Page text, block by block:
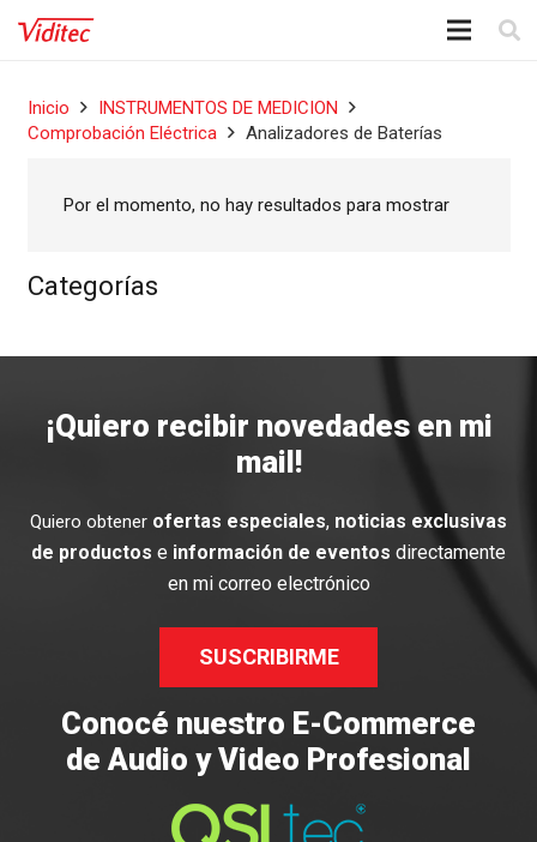
Inicio
INSTRUMENTOS DE MEDICION
Comprobación Eléctrica
Analizadores de Baterías
Por el momento, no hay resultados para mostrar
Categorías
¡Quiero recibir novedades en mi
mail!
Quiero obtener ofertas especiales, noticias exclusivas
de productos e información de eventos directamente
en mi correo electrónico
SUSCRIBIRME
Conocé nuestro E-Commerce
de Audio y Video Profesional